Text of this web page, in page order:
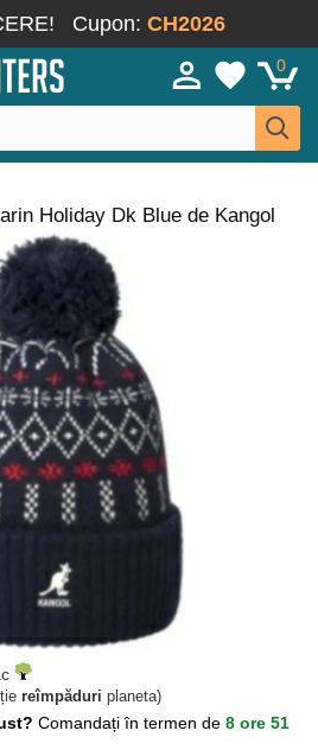
Cupon: CH2026
0
Holiday Dk Blue de Kangol
reîmpăduri planeta)
Comandați în termen de 8 ore 51